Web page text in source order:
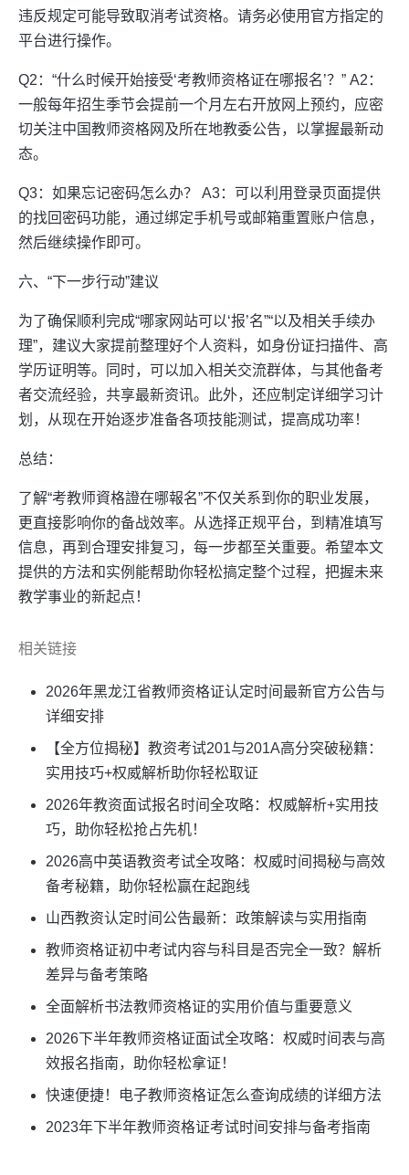
违反规定可能导致取消考试资格。请务必使用官方指定的
平台进行操作。
Q2：“什么时候开始接受‘考教师资格证在哪报名’？” A2：
一般每年招生季节会提前一个月左右开放网上预约，应密
切关注中国教师资格网及所在地教委公告，以掌握最新动
态。
Q3：如果忘记密码怎么办？ A3：可以利用登录页面提供
的找回密码功能，通过绑定手机号或邮箱重置账户信息，
然后继续操作即可。
六、“下一步行动”建议
为了确保顺利完成“哪家网站可以‘报’名”“以及相关手续办
理”，建议大家提前整理好个人资料，如身份证扫描件、高
学历证明等。同时，可以加入相关交流群体，与其他备考
者交流经验，共享最新资讯。此外，还应制定详细学习计
划，从现在开始逐步准备各项技能测试，提高成功率！
总结：
了解“考教师資格證在哪報名”不仅关系到你的职业发展，
更直接影响你的备战效率。从选择正规平台，到精准填写
信息，再到合理安排复习，每一步都至关重要。希望本文
提供的方法和实例能帮助你轻松搞定整个过程，把握未来
教学事业的新起点！
相关链接
2026年黑龙江省教师资格证认定时间最新官方公告与
详细安排
【全方位揭秘】教资考试201与201A高分突破秘籍：
实用技巧+权威解析助你轻松取证
2026年教资面试报名时间全攻略：权威解析+实用技
巧，助你轻松抢占先机！
2026高中英语教资考试全攻略：权威时间揭秘与高效
备考秘籍，助你轻松赢在起跑线
山西教资认定时间公告最新：政策解读与实用指南
教师资格证初中考试内容与科目是否完全一致？解析
差异与备考策略
全面解析书法教师资格证的实用价值与重要意义
2026下半年教师资格证面试全攻略：权威时间表与高
效报名指南，助你轻松拿证！
快速便捷！电子教师资格证怎么查询成绩的详细方法
2023年下半年教师资格证考试时间安排与备考指南